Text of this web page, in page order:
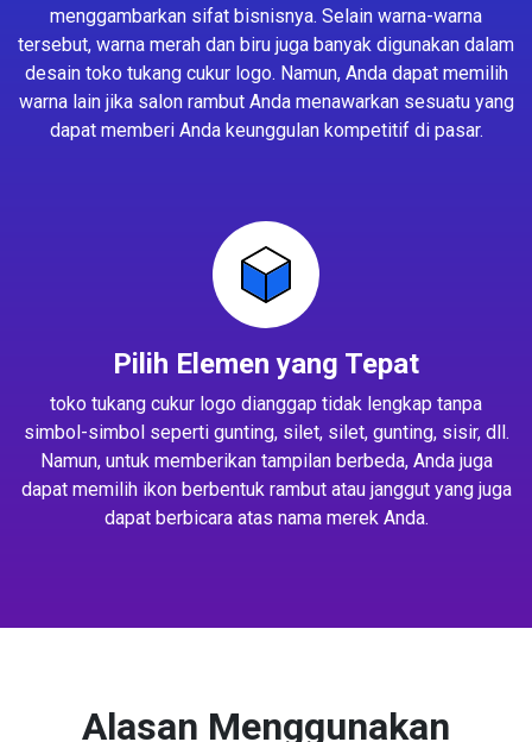
menggambarkan sifat bisnisnya. Selain warna-warna
tersebut, warna merah dan biru juga banyak digunakan dalam
desain toko tukang cukur logo. Namun, Anda dapat memilih
warna lain jika salon rambut Anda menawarkan sesuatu yang
dapat memberi Anda keunggulan kompetitif di pasar.
Pilih Elemen yang Tepat
toko tukang cukur logo dianggap tidak lengkap tanpa
simbol-simbol seperti gunting, silet, silet, gunting, sisir, dll.
Namun, untuk memberikan tampilan berbeda, Anda juga
dapat memilih ikon berbentuk rambut atau janggut yang juga
dapat berbicara atas nama merek Anda.
Alasan Menggunakan